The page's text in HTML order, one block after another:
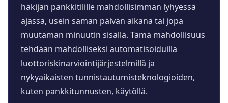
hakijan pankkitilille mahdollisimman lyhyessä
ajassa, usein saman päivän aikana tai jopa
muutaman minuutin sisällä. Tämä mahdollisuus
tehdään mahdolliseksi automatisoiduilla
luottoriskinarviointijärjestelmillä ja
nykyaikaisten tunnistautumisteknologioiden,
kuten pankkitunnusten, käytöllä.